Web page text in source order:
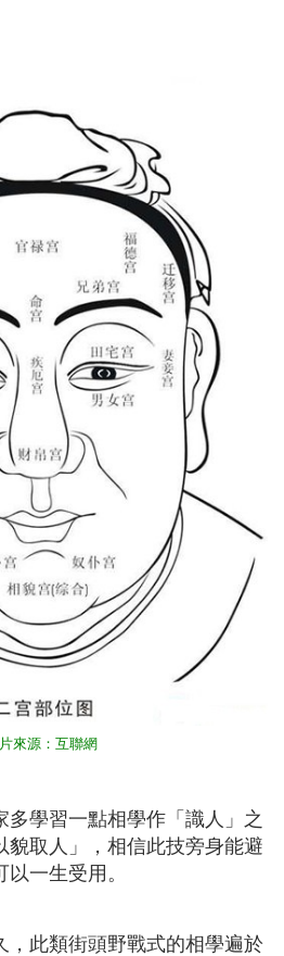
來源：互聯網
學習一點相學作「識人」之
貌取人」，相信此技旁身能避
一生受用。
，此類街頭野戰式的相學遍於